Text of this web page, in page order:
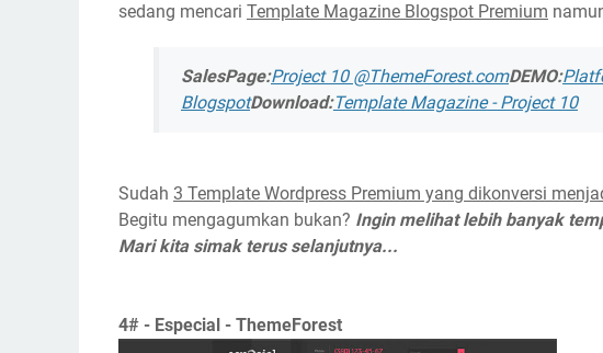
sedang mencari Template Magazine Blogspot Premium
SalesPage:Project 10 @ThemeForest.comDEMO:
BlogspotDownload:Template Magazine - Project 10
Sudah 3 Template Wordpress Premium yang dikonversi
Begitu mengagumkan bukan? Ingin melihat lebih banyak
Mari kita simak terus selanjutnya...
4# - Especial - ThemeForest